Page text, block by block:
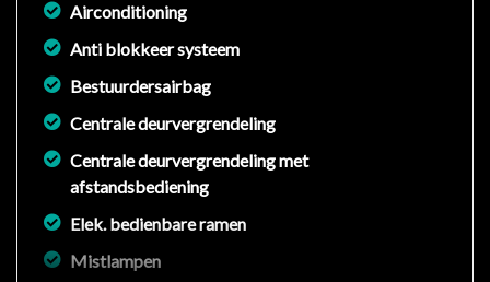
Airconditioning
Anti blokkeer systeem
Bestuurdersairbag
Centrale deurvergrendeling
Centrale deurvergrendeling met
afstandsbediening
Elek. bedienbare ramen
Mistlampen